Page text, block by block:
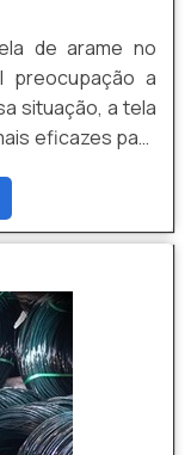
de arame no
preocupação a
situação, a tela
eficazes para
ótimo custo-
e facilidade na
de telas estão